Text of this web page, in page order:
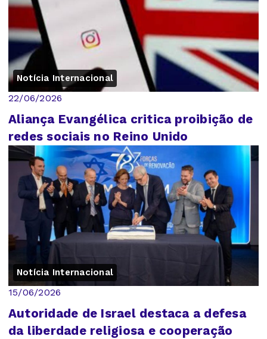
Notícia Internacional
22/06/2026
Aliança Evangélica critica proibição de
redes sociais no Reino Unido
Notícia Internacional
15/06/2026
Autoridade de Israel destaca a defesa
da liberdade religiosa e cooperação